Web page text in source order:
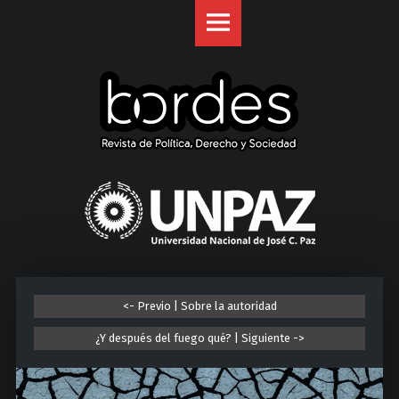
U
n
i
v
r
s
i
d
a
<- Previo | Sobre la autoridad
¿Y después del fuego qué? | Siguiente ->